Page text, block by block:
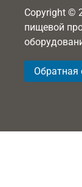
Copyright ©
пищевой
Обратная